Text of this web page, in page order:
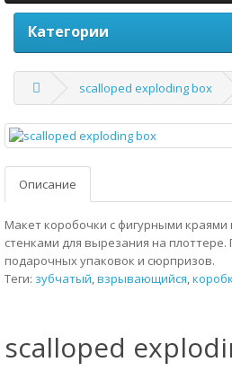
Категории
scalloped exploding box
Описание
Макет коробочки с фигурными
стенками для вырезания на плоттере.
подарочных упаковок и сюрпризов.
Теги: зубчатый,взрывающийся,
scalloped